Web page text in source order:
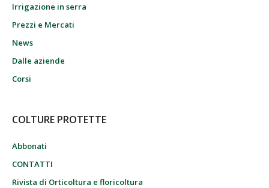
Irrigazione in serra
Prezzi e Mercati
News
Dalle aziende
Corsi
COLTURE PROTETTE
Abbonati
CONTATTI
Rivista di Orticoltura e floricoltura